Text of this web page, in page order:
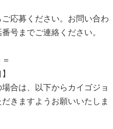
応募ください。お問い合わ
号までご連絡ください。
合は、以下からカイゴジョ
きますようお願いいたしま